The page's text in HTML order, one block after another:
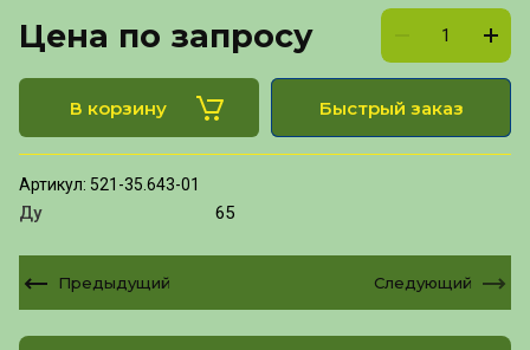
Цена по запросу
В корзину Быстрый заказ
Артикул: 521-35.643-01
Ду 65
Предыдущий Следующий